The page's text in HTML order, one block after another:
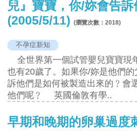
兒』寶寶，你/妳會告訴
(2005/5/11) (瀏覽次數：2018)
不孕症新知
全世界第一個試管嬰兒寶寶現
也有20歲了。如果你/妳是他們
訴他們是如何被製造出來的﹖會
他們呢﹖ 英國倫敦有學..
早期和晚期的卵巢過度